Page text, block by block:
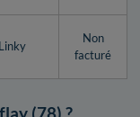
Non
facturé